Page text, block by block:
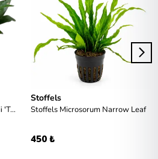
Stoffels Cryptocoryne Wendtii 'Tropica'
Stoffels
Stoffels Microsorum Narrow Leaf
450 ₺